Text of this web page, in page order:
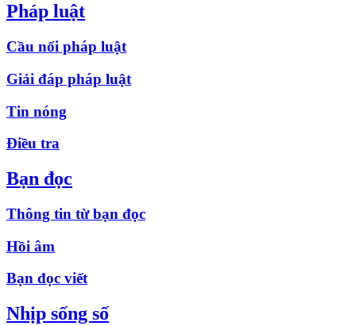
Pháp luật
Cầu nối pháp luật
Giải đáp pháp luật
Tin nóng
Điều tra
Bạn đọc
Thông tin từ bạn đọc
Hồi âm
Bạn đọc viết
Nhịp sống số